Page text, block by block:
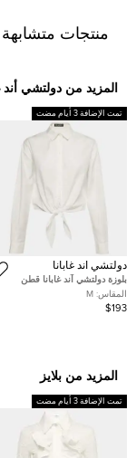
منتجات متشابهة
المزيد من دولتشي أند
تمت الإضافة 3 أيام مضت
دولتشي أند غابانا
بلوزة دولتشي آند غابانا قطن
بطبعة نقاط بيضاء مقاس متوسط -
ميديم
المقاس: M
$193
المزيد من بلايز
تمت الإضافة 3 أيام مضت